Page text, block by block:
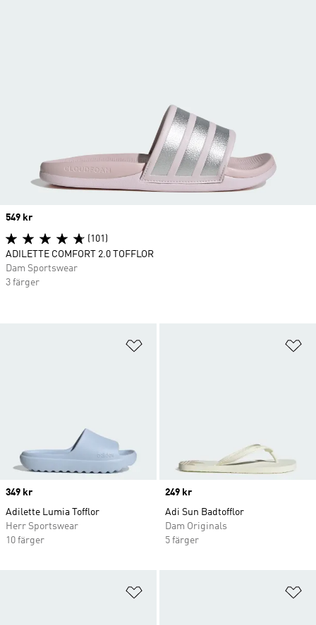
Price
349 kr
Adilette Lumia Tofflor
Herr Sportswear
10 färger
Price
249 kr
Adi Sun Badtofflor
Dam Originals
5 färger
Price
549 kr
(101)
ADILETTE COMFORT 2.0 TOFFLOR
Dam Sportswear
3 färger